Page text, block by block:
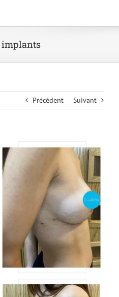
implants
Précédent Suivant